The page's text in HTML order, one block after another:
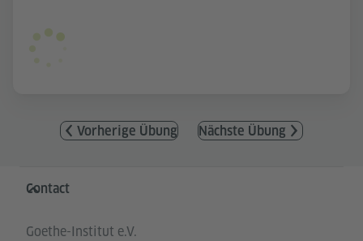
Vorherige Übung Nächste Übung
Service- und Informationsbereich
Contact
Goethe-Institut e.V.